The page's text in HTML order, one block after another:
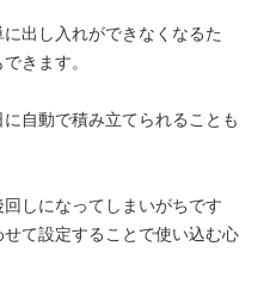
出し入れができなくなるた
きます。
自動で積み立てられることも
しになってしまいがちです
て設定することで使い込む心